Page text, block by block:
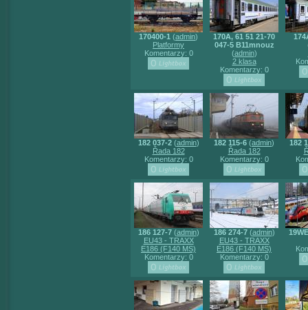
170400-1 (admin)
Platformy
Komentarzy: 0
170A, 61 51 21-70
047-5 B11mnouz
(admin)
2 klasa
Komentarzy: 0
182 037-2(admin)
Řada 182
Komentarzy: 0
182 115-6 (admin)
Řada 182
Komentarzy: 0
182
186 127-7(admin)
EU43 - TRAXX
E186 (F140 MS)
Komentarzy: 0
186 274-7(admin)
EU43 - TRAXX
E186 (F140 MS)
Komentarzy: 0